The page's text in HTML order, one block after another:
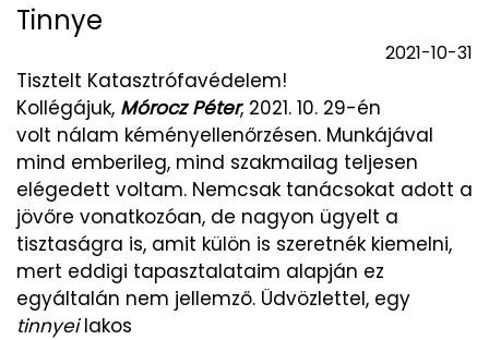
Tinnye
2021-10-31
Tisztelt Katasztrófavédelem!
Kollégájuk, Mórocz Péter, 2021. 10. 29-én
volt nálam kéményellenőrzésen. Munkájával
mind emberileg, mind szakmailag teljesen
elégedett voltam. Nemcsak tanácsokat adott a
jövőre vonatkozóan, de nagyon ügyelt a
tisztaságra is, amit külön is szeretnék kiemelni,
mert eddigi tapasztalataim alapján ez
egyáltalán nem jellemző. Üdvözlettel, egy
tinnyeilakos